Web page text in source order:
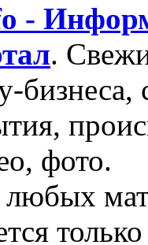
-
.
фото.
любых